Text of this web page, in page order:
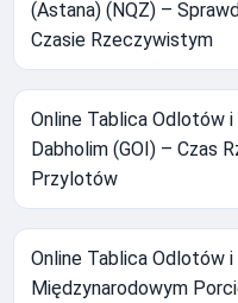
(Astana) (NQZ) –
Czasie Rzeczywistym
Online Tablica Odlotów
Dabholim (GOI) – Czas
Przylotów
Online Tablica Odlotów
Międzynarodowym